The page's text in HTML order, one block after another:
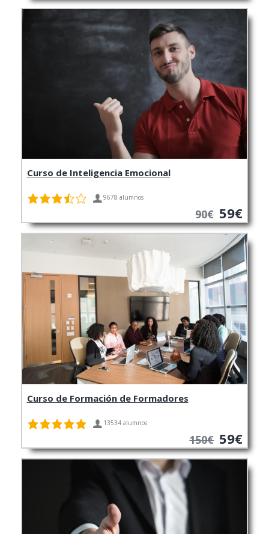
Curso de Inteligencia Emocional
9678 alumnos
90€ 59€
Curso de Formación de Formadores
13534 alumnos
150€ 59€